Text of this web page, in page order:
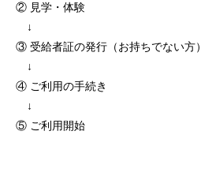
② 見学・体験
↓
③ 受給者証の発行（お持ちでない方）
↓
④ ご利用の手続き
↓
⑤ ご利用開始